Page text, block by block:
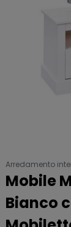
Arredamento
Mobile
Bianco